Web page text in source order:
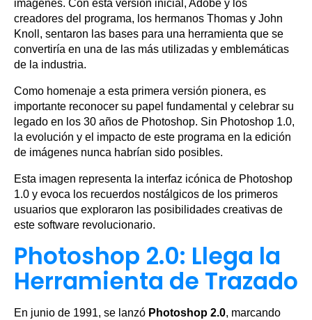
imágenes. Con esta versión inicial, Adobe y los
creadores del programa, los hermanos Thomas y John
Knoll, sentaron las bases para una herramienta que se
convertiría en una de las más utilizadas y emblemáticas
de la industria.
Como homenaje a esta primera versión pionera, es
importante reconocer su papel fundamental y celebrar su
legado en los 30 años de Photoshop. Sin Photoshop 1.0,
la evolución y el impacto de este programa en la edición
de imágenes nunca habrían sido posibles.
Esta imagen representa la interfaz icónica de Photoshop
1.0 y evoca los recuerdos nostálgicos de los primeros
usuarios que exploraron las posibilidades creativas de
este software revolucionario.
Photoshop 2.0: Llega la
Herramienta de Trazado
En junio de 1991, se lanzó Photoshop 2.0, marcando